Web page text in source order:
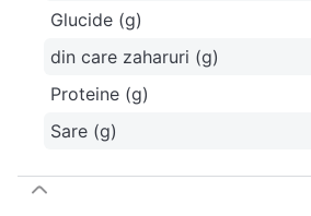
Glucide (g)
din care zaharuri (g)
Proteine (g)
Sare (g)